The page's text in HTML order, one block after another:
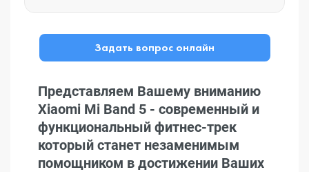
Задать вопрос онлайн
Представляем Вашему вниманию
Xiaomi Mi Band 5 - современный и
функциональный фитнес-трек
который станет незаменимым
помощником в достижении Ваших